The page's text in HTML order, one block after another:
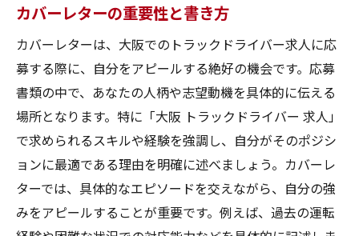
カバーレターの重要性と書き方
カバーレターは、大阪でのトラックドライバー求人に応
募する際に、自分をアピールする絶好の機会です。応募
書類の中で、あなたの人柄や志望動機を具体的に伝える
場所となります。特に「大阪 トラックドライバー 求人」
で求められるスキルや経験を強調し、自分がそのポジシ
ョンに最適である理由を明確に述べましょう。カバーレ
ターでは、具体的なエピソードを交えながら、自分の強
みをアピールすることが重要です。例えば、過去の運転